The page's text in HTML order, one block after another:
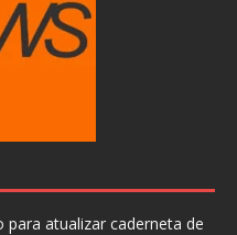
para atualizar caderneta de